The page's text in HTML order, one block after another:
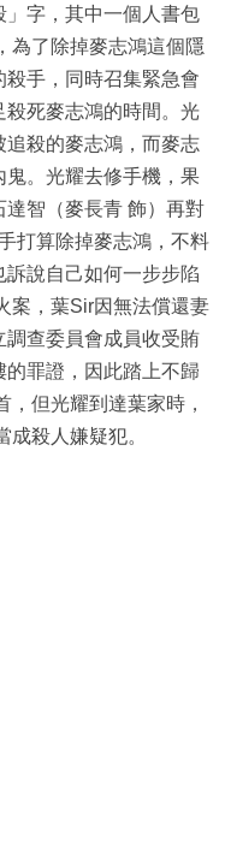
」字，其中一個人書包
為了除掉麥志鴻這個隱
手，同時召集緊急會
死麥志鴻的時間。光
殺的麥志鴻，而麥志
。光耀去修手機，果
智（麥長青 飾）再對
打算除掉麥志鴻，不料
說自己如何一步步陷
案，葉Sir因無法償還妻
查委員會成員收受賄
罪證，因此踏上不歸
但光耀到達葉家時，
殺人嫌疑犯。